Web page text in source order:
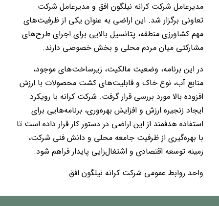
مدیرعامل شرکت کرانه نیلگون افق و مدیرعامل شرکت
تعاونی برگزار شد. این اراضی به عنوان یکی از ظرفیت‌های
مهم کشاورزی منطقه، پتانسیل بالایی برای اجرای طرح‌های
مشارکتی میان مردم محلی و بخش خصوصی دارند.
در این برنامه، وضعیت مالکیت، زیرساخت‌های موجود،
منابع آب، نوع خاک و قابلیت‌های کشت محصولات با ارزش
افزوده بالا مورد بررسی قرار گرفت. شرکت کرانه با رویکرد
ایجاد زنجیره ارزش و افزایش بهره‌وری، برنامه‌هایی برای
استفاده هدفمند از این اراضی در دستور کار قرار داده است تا
با بهره‌گیری از ظرفیت جامعه محلی و دانش فنی شرکت،
زمینه توسعه اقتصادی و اشتغال‌زایی پایدار فراهم شود.
واحد روابط عمومی شرکت کرانه نیلگون افق